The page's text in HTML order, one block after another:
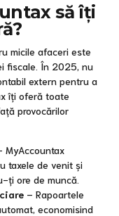
să îți
micile afaceri este
fiscale. În 2025, nu
extern pentru a
îți oferă toate
provocărilor
MyAccountax
taxele de venit și
ți ore de muncă.
– Rapoartele
economisind